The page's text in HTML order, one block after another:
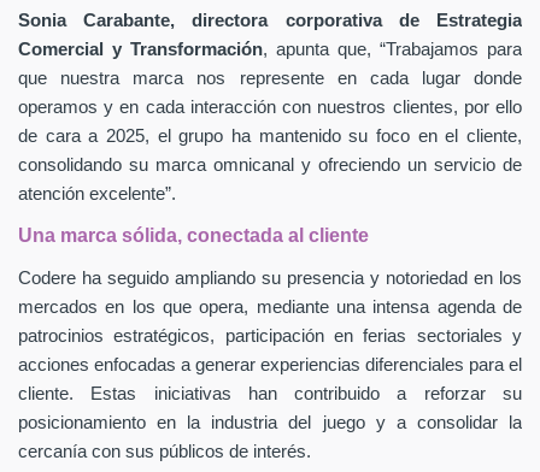
Sonia Carabante, directora corporativa de Estrategia
Comercial y Transformación, apunta que, “Trabajamos para
que nuestra marca nos represente en cada lugar donde
operamos y en cada interacción con nuestros clientes, por ello
de cara a 2025, el grupo ha mantenido su foco en el cliente,
consolidando su marca omnicanal y ofreciendo un servicio de
atención excelente”.
Una marca sólida, conectada al cliente
Codere ha seguido ampliando su presencia y notoriedad en los
mercados en los que opera, mediante una intensa agenda de
patrocinios estratégicos, participación en ferias sectoriales y
acciones enfocadas a generar experiencias diferenciales para el
cliente. Estas iniciativas han contribuido a reforzar su
posicionamiento en la industria del juego y a consolidar la
cercanía con sus públicos de interés.